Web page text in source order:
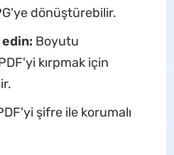
dönüştürebilir.
Boyutu
kırpmak için
şifre ile korumalı